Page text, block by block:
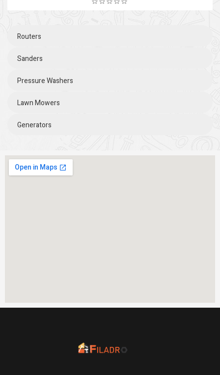
Routers
Sanders
Pressure Washers
Lawn Mowers
Generators